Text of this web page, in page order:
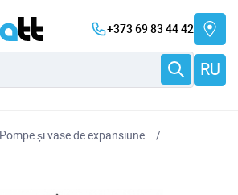
+373 69 83 44 42
RU
Pompe și vase de expansiune